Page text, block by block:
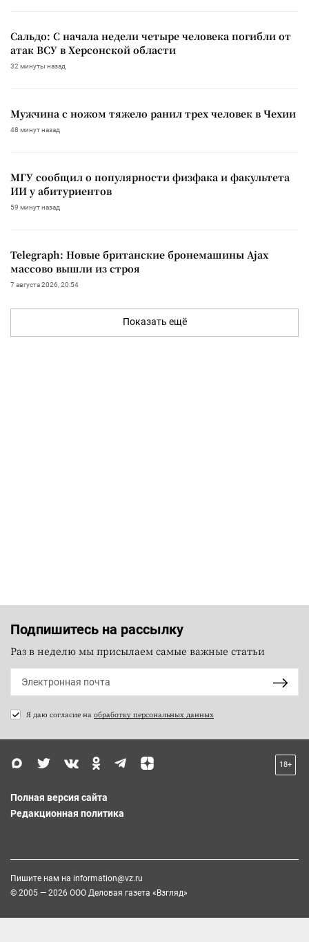
Сальдо: С начала недели четыре человека погибли от
атак ВСУ в Херсонской области
32 минуты назад
Мужчина с ножом тяжело ранил трех человек в Чехии
48 минут назад
МГУ сообщил о популярности физфака и факультета
ИИ у абитуриентов
59 минут назад
Telegraph: Новые британские бронемашины Ajax
массово вышли из строя
7 августа 2026, 20:54
Показать ещё
Подпишитесь на рассылку
Раз в неделю мы присылаем самые важные статьи
Я даю согласие на обработку персональных данных
18+
Полная версия сайта
Редакционная политика
Пишите нам на information@vz.ru
© 2005 — 2026 ООО Деловая газета «Взгляд»